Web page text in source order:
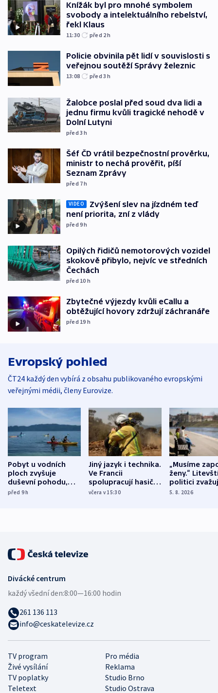
Knížák byl pro mnohé symbolem
svobody a intelektuálního rebelství,
řekl Klaus
11:30 před 2h
Policie obvinila pět lidí v souvislosti s
veřejnou soutěží Správy železnic
13:08 před 3h
Žalobce poslal před soud dva lidi a
jednu firmu kvůli tragické nehodě v
Dolní Lutyni
před 3h
Šéf ČD vrátil bezpečnostní prověrku,
ministr to nechá prověřit, píší
Seznam Zprávy
před 7h
VIDEO
Zvýšení slev na jízdném teď
není priorita, zní z vlády
před 9h
Opilých řidičů nemotorových vozidel
skokově přibylo, nejvíc ve středních
Čechách
před 10 h
Zbytečné výjezdy kvůli eCallu a
obtěžující hovory zdržují záchranáře
před 19 h
Evropský pohled
ČT24 každý den vybírá z obsahu publikovaného evropskými
veřejnými médii, členy Eurovize.
Pobyt u vodních
ploch zvyšuje
duševní pohodu,
ukázala
před 9h
Jiný jazyk i technika.
Ve Francii
spolupracují hasiči z
různých zemí
včera v 15:30
„Musíme
ženy.“
politici
dohodu o
5. 8. 2026
TV program
Pro média
Živé vysílání
Reklama
TV poplatky
Studio Brno
Teletext
Studio Ostrava
Divácké centrum
každý všední den:8:00—16:00 hodin
261 136 113
info@ceskatelevize.cz